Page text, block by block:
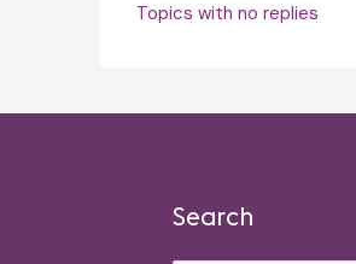
Topics with no replies
Search